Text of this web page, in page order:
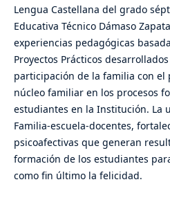
Lengua Castellana del grado
Educativa Técnico Dámaso
experiencias pedagógicas
Proyectos Prácticos
participación de la familia con
núcleo familiar en los procesos
estudiantes en la Institución. La
Familia-escuela-docentes,
psicoafectivas que generan
formación de los estudiantes
como fin último la felicidad.